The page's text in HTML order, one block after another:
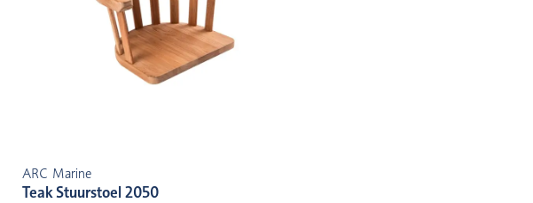
ARC Marine
Teak Stuurstoel 2050